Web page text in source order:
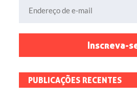
Inscreva-
PUBLICAÇÕES RECENTES